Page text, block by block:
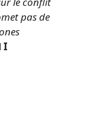
pas de
I